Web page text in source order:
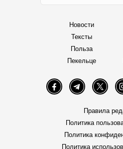
Новости
Тексты
Польза
Пекельце
FacebookTelegramTwitter
Правила
Политика
Политика
Политика